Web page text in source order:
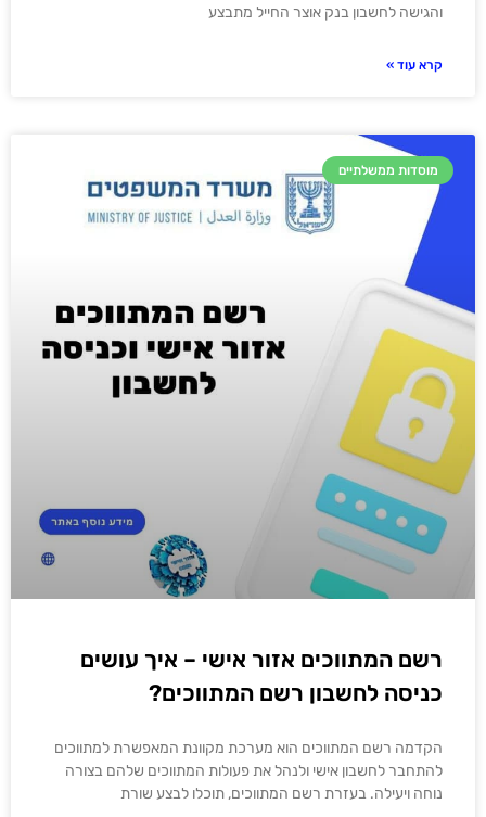
והגישה לחשבון בנק אוצר החייל מתבצע
קרא עוד »
מוסדות ממשלתיים
רשם המתווכים אזור אישי – איך עושים
כניסה לחשבון רשם המתווכים?
הקדמה רשם המתווכים הוא מערכת מקוונת המאפשרת למתווכים
להתחבר לחשבון אישי ולנהל את פעולות המתווכים שלהם בצורה
נוחה ויעילה. בעזרת רשם המתווכים, תוכלו לבצע שורת